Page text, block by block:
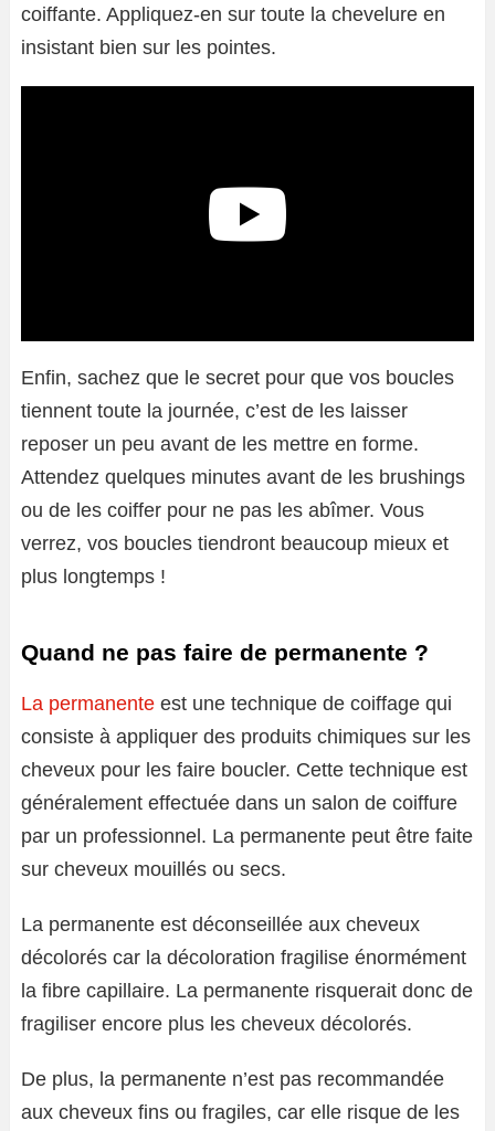
coiffante. Appliquez-en sur toute la chevelure en
insistant bien sur les pointes.
Enfin, sachez que le secret pour que vos boucles
tiennent toute la journée, c’est de les laisser
reposer un peu avant de les mettre en forme.
Attendez quelques minutes avant de les brushings
ou de les coiffer pour ne pas les abîmer. Vous
verrez, vos boucles tiendront beaucoup mieux et
plus longtemps !
Quand ne pas faire de permanente ?
La permanente est une technique de coiffage qui
consiste à appliquer des produits chimiques sur les
cheveux pour les faire boucler. Cette technique est
généralement effectuée dans un salon de coiffure
par un professionnel. La permanente peut être faite
sur cheveux mouillés ou secs.
La permanente est déconseillée aux cheveux
décolorés car la décoloration fragilise énormément
la fibre capillaire. La permanente risquerait donc de
fragiliser encore plus les cheveux décolorés.
De plus, la permanente n’est pas recommandée
aux cheveux fins ou fragiles, car elle risque de les